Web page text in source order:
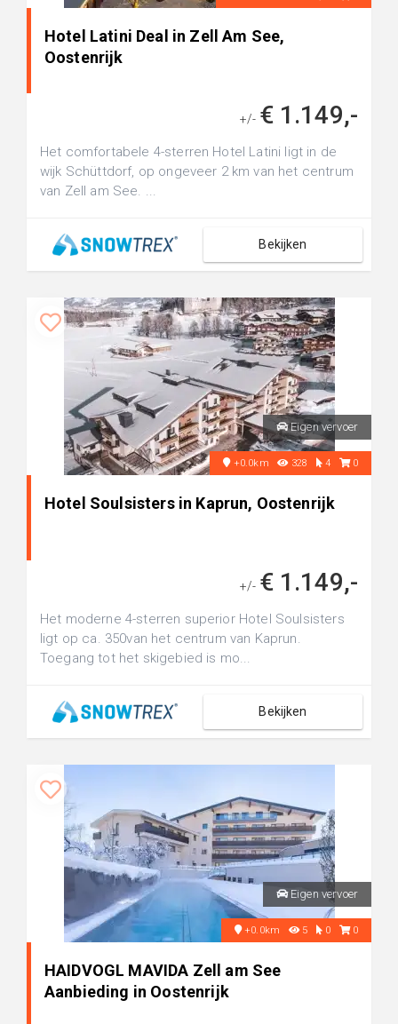
Hotel Latini Deal in Zell Am See,
Oostenrijk
+/- € 1.149,-
Het comfortabele 4-sterren Hotel Latini ligt in de
wijk Schüttdorf, op ongeveer 2 km van het centrum
van Zell am See. ...
Bekijken
Eigen vervoer
+0.0km 328 4 0
Hotel Soulsisters in Kaprun, Oostenrijk
+/- € 1.149,-
Het moderne 4-sterren superior Hotel Soulsisters
ligt op ca. 350van het centrum van Kaprun.
Toegang tot het skigebied is mo...
Bekijken
Eigen vervoer
+0.0km 5 0 0
HAIDVOGL MAVIDA Zell am See
Aanbieding in Oostenrijk